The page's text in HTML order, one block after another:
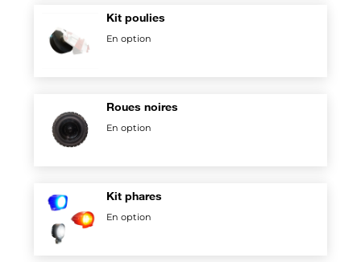
Kit poulies
En option
Roues noires
En option
Kit phares
En option